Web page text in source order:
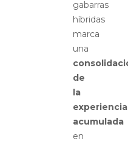
gabarras
híbridas
marca
una
de
la
experiencia
acumulada
en